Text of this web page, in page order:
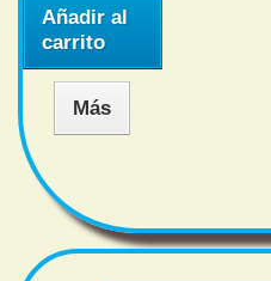
Añadir al
carrito
Más